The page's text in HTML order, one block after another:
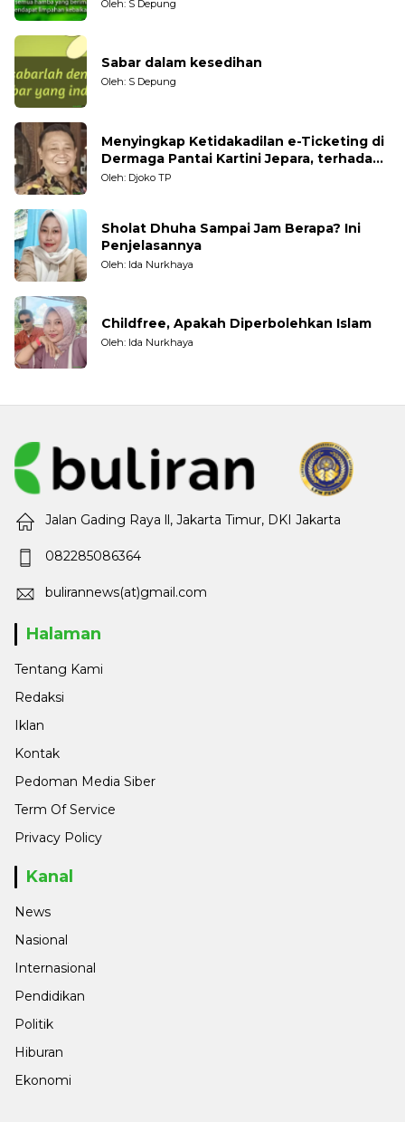
Oleh: S Depung
Sabar dalam kesedihan
Oleh: S Depung
Menyingkap Ketidakadilan e-Ticketing di
Dermaga Pantai Kartini Jepara, terhadap
Nelayan Tradisional
Oleh: Djoko TP
Sholat Dhuha Sampai Jam Berapa? Ini
Penjelasannya
Oleh: Ida Nurkhaya
Childfree, Apakah Diperbolehkan Islam
Oleh: Ida Nurkhaya
Jalan Gading Raya ll, Jakarta Timur, DKI Jakarta
082285086364
bulirannews(at)gmail.com
Halaman
Tentang Kami
Redaksi
Iklan
Kontak
Pedoman Media Siber
Term Of Service
Privacy Policy
Kanal
News
Nasional
Internasional
Pendidikan
Politik
Hiburan
Ekonomi